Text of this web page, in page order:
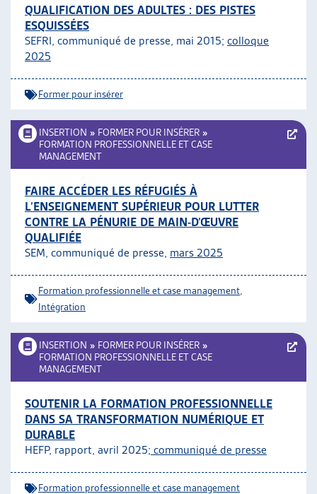
QUALIFICATION DES ADULTES : DES PISTES
ESQUISSÉES
SEFRI, communiqué de presse, mai 2015; colloque
2025
Former pour insérer
INSERTION » FORMER POUR INSÉRER »
FORMATION PROFESSIONNELLE ET CASE
MANAGEMENT
FAIRE ACCÉDER LES RÉFUGIÉS À
L’ENSEIGNEMENT SUPÉRIEUR POUR LUTTER
CONTRE LA PÉNURIE DE MAIN-D’ŒUVRE
QUALIFIÉE
SEM, communiqué de presse, mars 2025
Formation professionnelle et case management
Intégration
INSERTION » FORMER POUR INSÉRER »
FORMATION PROFESSIONNELLE ET CASE
MANAGEMENT
SOUTENIR LA FORMATION PROFESSIONNELLE
DANS SA TRANSFORMATION NUMÉRIQUE ET
DURABLE
HEFP, rapport, avril 2025; communiqué de presse
Formation professionnelle et case management